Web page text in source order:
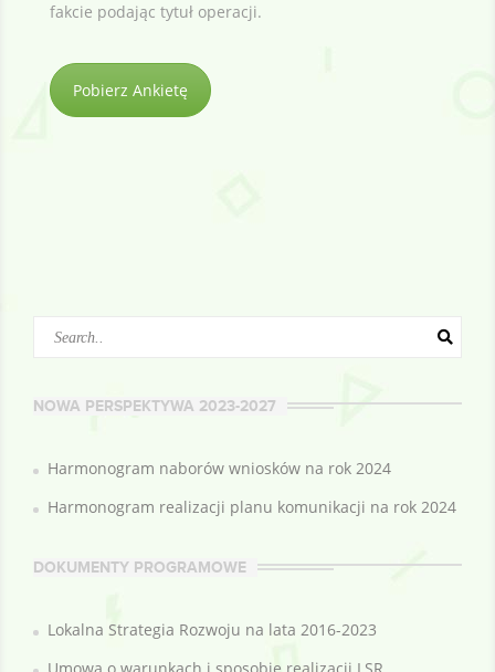
fakcie podając tytuł operacji.
Pobierz Ankietę
Search
NOWA PERSPEKTYWA 2023-2027
Harmonogram naborów wniosków na rok 2024
Harmonogram realizacji planu komunikacji na rok 2024
DOKUMENTY PROGRAMOWE
Lokalna Strategia Rozwoju na lata 2016-2023